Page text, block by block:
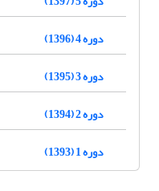
دوره 4 (1396)
دوره 3 (1395)
دوره 2 (1394)
دوره 1 (1393)